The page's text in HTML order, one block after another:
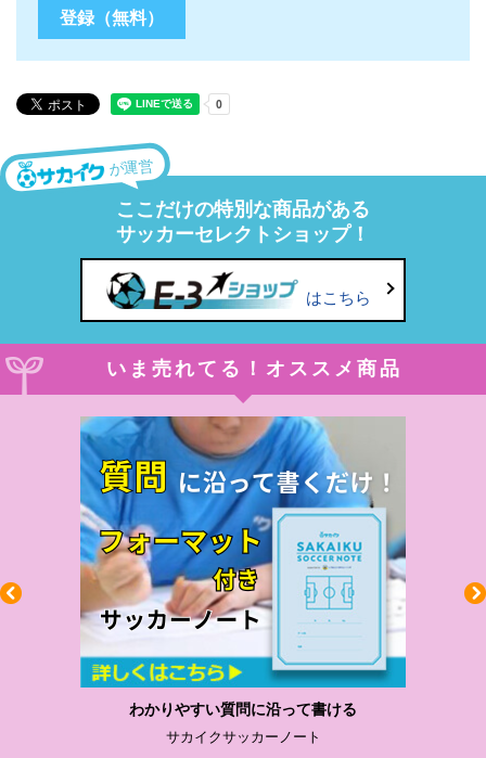
が運営
ここだけの特別な商品がある
サッカーセレクトショップ！
はこちら
いま売れてる！オススメ商品
わかりやすい質問に沿って書ける
サカイクサッカーノート